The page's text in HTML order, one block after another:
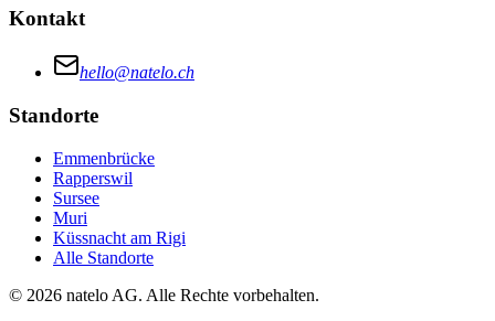
Kontakt
hello@natelo.ch
Standorte
Emmenbrücke
Rapperswil
Sursee
Muri
Küssnacht am Rigi
Alle Standorte
© 2026 natelo AG. Alle Rechte vorbehalten.